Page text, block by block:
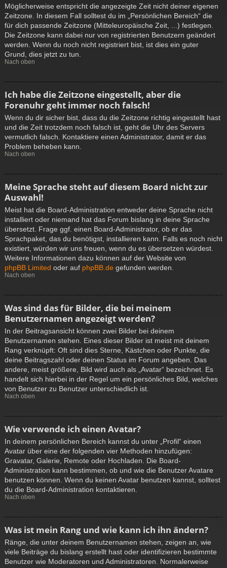
Möglicherweise entspricht die angezeigte Zeit nicht deiner eigenen
Zeitzone. In diesem Fall solltest du im „Persönlichen Bereich“ die
für dich passende Zeitzone (Mitteleuropäische Zeit, ...) festlegen.
Die Zeitzone kann dabei nur von registrierten Benutzern geändert
werden. Wenn du noch nicht registriert bist, ist dies ein guter
Grund, dies jetzt zu tun.
Nach oben
Ich habe die Zeitzone eingestellt, aber die
Forenuhr geht immer noch falsch!
Wenn du dir sicher bist, dass du die Zeitzone richtig eingestellt hast
und die Zeit trotzdem noch falsch ist, geht die Uhr des Servers
vermutlich falsch. Kontaktiere einen Administrator, damit er das
Problem beheben kann.
Nach oben
Meine Sprache steht auf diesem Board nicht zur
Auswahl!
Meist hat die Board-Administration entweder deine Sprache nicht
installiert oder niemand hat das Forum bislang in deine Sprache
übersetzt. Frage ggf. einen Board-Administrator, ob er das
Sprachpaket, das du benötigst, installieren kann. Falls es noch nicht
existiert, würden wir uns freuen, wenn du es übersetzen würdest.
Weitere Informationen dazu können auf der Website von
phpBB Limited oder auf phpBB.de gefunden werden.
Nach oben
Was sind das für Bilder, die bei meinem
Benutzernamen angezeigt werden?
In der Beitragsansicht können zwei Bilder bei deinem
Benutzernamen stehen. Eines dieser Bilder ist meist mit deinem
Rang verknüpft: Oft sind dies Sterne, Kästchen oder Punkte, die
deine Beitragszahl oder deinen Status im Forum angeben. Das
andere, meist größere, Bild wird auch als „Avatar“ bezeichnet. Es
handelt sich hierbei in der Regel um ein persönliches Bild, welches
von Benutzer zu Benutzer unterschiedlich ist.
Nach oben
Wie verwende ich einen Avatar?
In deinem persönlichen Bereich kannst du unter „Profil“ einen
Avatar über eine der folgenden vier Methoden hinzufügen:
Gravatar, Galerie, Remote oder Hochladen. Die Board-
Administration kann bestimmen, ob und wie die Benutzer Avatare
benutzen können. Wenn du keinen Avatar benutzen kannst, solltest
du die Board-Administration kontaktieren.
Nach oben
Was ist mein Rang und wie kann ich ihn ändern?
Ränge, die unter deinem Benutzernamen stehen, zeigen an, wie
viele Beiträge du bislang erstellt hast oder identifizieren bestimmte
Benutzer wie Moderatoren und Administratoren. Normalerweise